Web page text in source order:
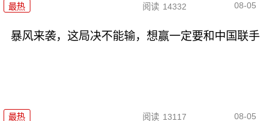
最热 阅读 14332 08-05
暴风来袭，这局决不能输，想赢一定要和中国联手
最热 阅读 13117 08-05